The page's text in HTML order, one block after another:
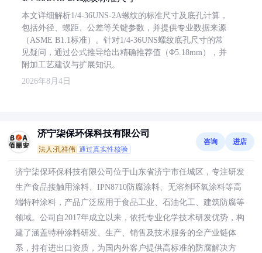
本文详细解析1/4-36UNS-2A螺纹的标准尺寸及底孔计算，
包括外径、螺距、公差等关键参数，并提供专业数据来源
（ASME B1.1标准）。针对1/4-36UNS螺纹底孔尺寸的常
见疑问，通过公式推导给出精确推荐值（Φ5.18mm），并
附加工艺建议与扩展知识。
2026年8月4日
济宁柒保环保科技有限公司
法人:孔祥伟 通过真实性核验
咨询 进店
济宁柒保环保科技有限公司位于山东省济宁市任城区，专注研发
生产食品接触用涂料、IPN8710防腐涂料、无溶剂环氧涂料等高
端特种涂料，产品广泛应用于食品工业、石油化工、建筑防腐等
领域。公司自2017年成立以来，依托专业化学技术研发优势，构
建了涵盖特种涂料研发、生产、销售及技术服务的全产业链体
系，持有进出口资质，为国内外客户提供高标准的防腐解决方